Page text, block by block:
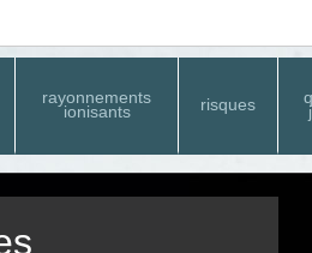
rayonnements
ionisants risques